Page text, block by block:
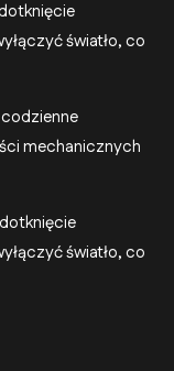
światło, co
mechanicznych
światło, co